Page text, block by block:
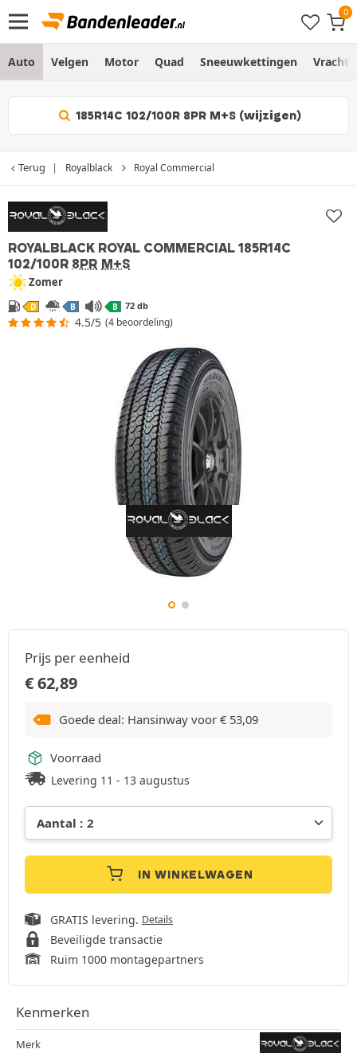
Auto Velgen Motor Quad Sneeuwkettingen
185R14C 102/100R 8PR M+S (wijzigen)
Terug Royalblack Royal Commercial
ROYALBLACK ROYAL COMMERCIAL 185R14C
102/100R 8PR M+S
Zomer
D B B 72 db
4.5/5 (4 beoordeling)
Prijs per eenheid
€62,89
Goede deal: Hansinway voor € 53,09
Voorraad
Levering 11 - 13 augustus
IN WINKELWAGEN
GRATIS levering. Details
Beveiligde transactie
Ruim 1000 montagepartners
Kenmerken
Merk